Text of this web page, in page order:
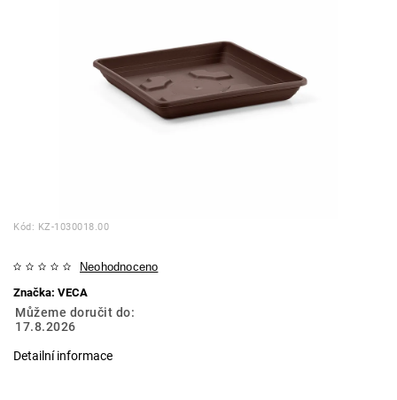
Kód: KZ-1030018.00
Neohodnoceno
Značka: VECA
Můžeme doručit do:
17.8.2026
Detailní informace